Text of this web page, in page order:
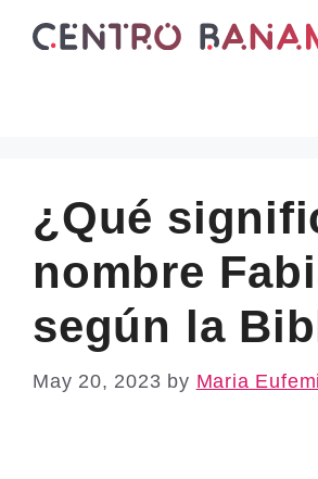
¿Qué
nombre
según la
May 20, 2023 by Maria